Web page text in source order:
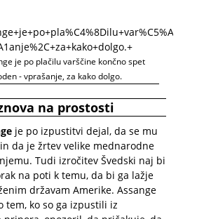
je po plačilu varščine končno spet
- vprašanje, za kako dolgo.
na prostosti
je po izpustitvi dejal, da se mu
da je žrtev velike mednarodne
Tudi izročitev Švedski naj bi
na poti k temu, da bi ga lažje
državam Amerike. Assange
tem, ko so ga izpustili iz